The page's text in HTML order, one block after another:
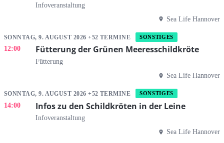
Infoveranstaltung
Sea Life Hannover
SONNTAG, 9. AUGUST 2026 +52 TERMINE SONSTIGES
12:00 Fütterung der Grünen Meeresschildkröte
Fütterung
Sea Life Hannover
SONNTAG, 9. AUGUST 2026 +52 TERMINE SONSTIGES
14:00 Infos zu den Schildkröten in der Leine
Infoveranstaltung
Sea Life Hannover